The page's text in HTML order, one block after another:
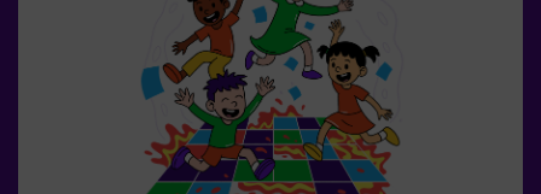
donde la colaboración es fundamental. 🏆¡Y lo mejor de
todo! Somos los primeros en traer esta innovadora
experiencia a España. 🙌 Siente la adrenalina y eleva tu
diversión con Pulse Up hoy mismo.Pulse Up: El Suelo es
Lava - Modo Combate (para Grupos de 6 a 12 Personas)
¡La competencia está a punto de comenzar con
el Modo Combate de Pulse Up: El Suelo es Lava! 🔥
Divide tu grupo de 6 a 12 personas en dos equipos,